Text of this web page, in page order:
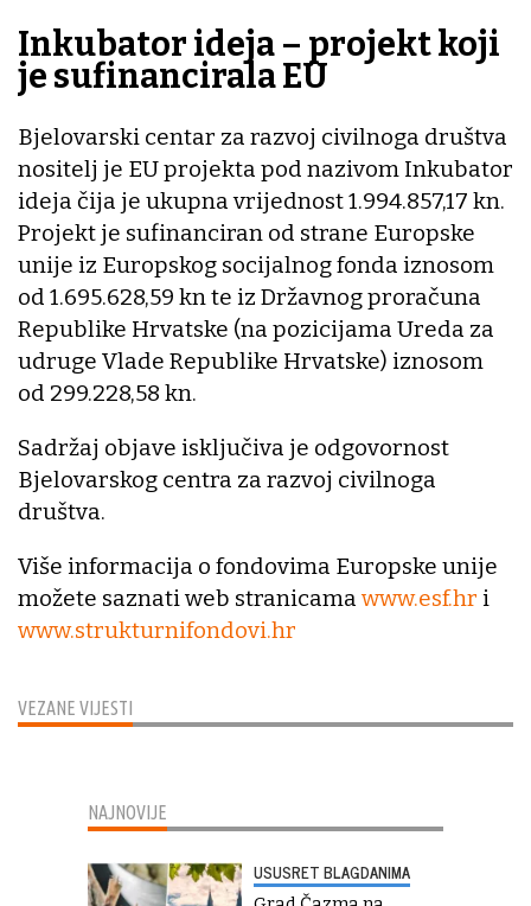
VEZANE VIJESTI
Inkubator ideja – projekt koji
je sufinancirala EU
Bjelovarski centar za razvoj civilnoga društva
nositelj je EU projekta pod nazivom Inkubator
ideja čija je ukupna vrijednost 1.994.857,17 kn.
Projekt je sufinanciran od strane Europske
unije iz Europskog socijalnog fonda iznosom
od 1.695.628,59 kn te iz Državnog proračuna
Republike Hrvatske (na pozicijama Ureda za
udruge Vlade Republike Hrvatske) iznosom
od 299.228,58 kn.
Sadržaj objave isključiva je odgovornost
Bjelovarskog centra za razvoj civilnoga
društva.
Više informacija o fondovima Europske unije
možete saznati web stranicama www.esf.hr i
www.strukturnifondovi.hr
NAJNOVIJE
USUSRET BLAGDANIMA